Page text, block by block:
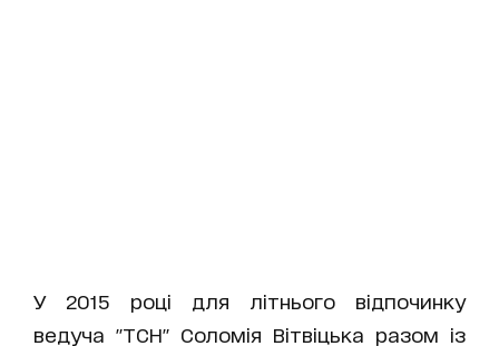
У 2015 році для літнього відпочинку
ведуча "ТСН" Соломія Вітвіцька разом із